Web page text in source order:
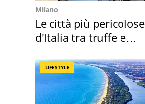
Milano
Le città più pericolose
d'Italia tra truffe e
LIFESTYLE